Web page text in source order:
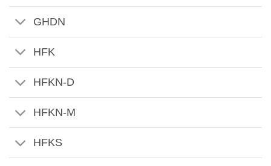
GHDN
HFK
HFKN-D
HFKN-M
HFKS